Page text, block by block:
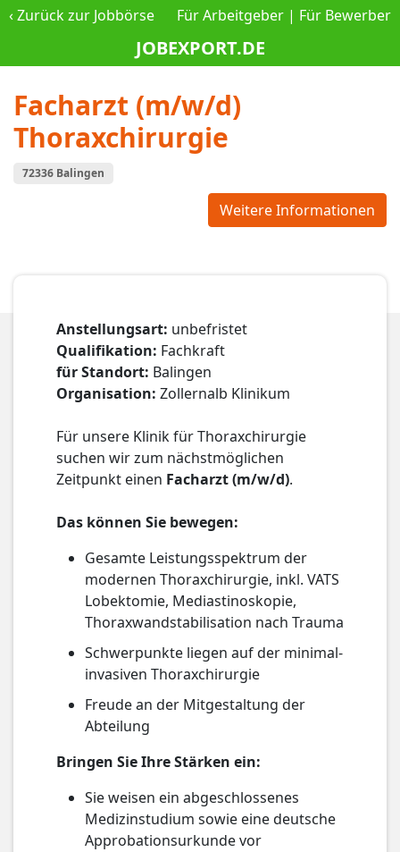
‹Zurück zur Jobbörse
JOBEXPORT.DE
Für Arbeitgeber | Für Bewerber
Facharzt (m/w/d)
Thoraxchirurgie
72336 Balingen
Weitere Informationen
Anstellungsart: unbefristet
Qualifikation: Fachkraft
für Standort: Balingen
Organisation: Zollernalb Klinikum
Für unsere Klinik für Thoraxchirurgie
suchen wir zum nächstmöglichen
Zeitpunkt einen Facharzt (m/w/d).
Das können Sie bewegen:
Gesamte Leistungsspektrum der
modernen Thoraxchirurgie, inkl. VATS
Lobektomie, Mediastinoskopie,
Thoraxwandstabilisation nach Trauma
Schwerpunkte liegen auf der minimal-
invasiven Thoraxchirurgie
Freude an der Mitgestaltung der
Abteilung
Bringen Sie Ihre Stärken ein:
Sie weisen ein abgeschlossenes
Medizinstudium sowie eine deutsche
Approbationsurkunde vor